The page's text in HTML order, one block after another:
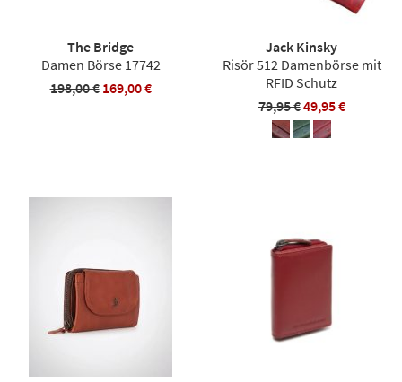
The Bridge
Damen Börse 17742
198,00 € 169,00 €
Jack Kinsky
Risör 512 Damenbörse mit
RFID Schutz
79,95 €49,95 €